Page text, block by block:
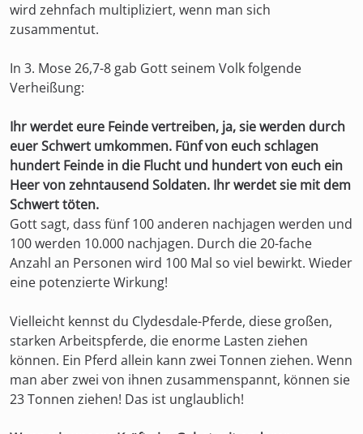
wird zehnfach multipliziert, wenn man sich
zusammentut.
In 3. Mose 26,7-8 gab Gott seinem Volk folgende
Verheißung:
Ihr werdet eure Feinde vertreiben, ja, sie werden durch
euer Schwert umkommen. Fünf von euch schlagen
hundert Feinde in die Flucht und hundert von euch ein
Heer von zehntausend Soldaten. Ihr werdet sie mit dem
Schwert töten.
Gott sagt, dass fünf 100 anderen nachjagen werden und
100 werden 10.000 nachjagen. Durch die 20-fache
Anzahl an Personen wird 100 Mal so viel bewirkt. Wieder
eine potenzierte Wirkung!
Vielleicht kennst du Clydesdale-Pferde, diese großen,
starken Arbeitspferde, die enorme Lasten ziehen
können. Ein Pferd allein kann zwei Tonnen ziehen. Wenn
man aber zwei von ihnen zusammenspannt, können sie
23 Tonnen ziehen! Das ist unglaublich!